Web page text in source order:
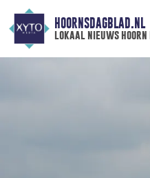
HOORNSDAGBLAD.NL
lokaal nieuws